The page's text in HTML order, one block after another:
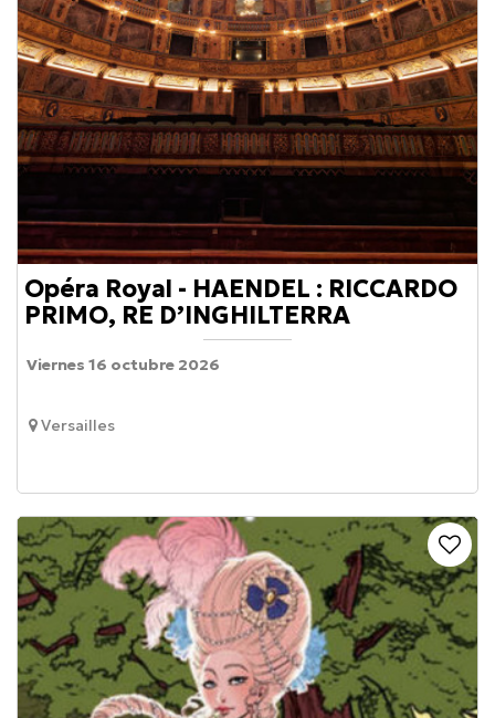
Opéra Royal - HAENDEL : RICCARDO
PRIMO, RE D’INGHILTERRA
Versailles
Viernes 16 octubre 2026